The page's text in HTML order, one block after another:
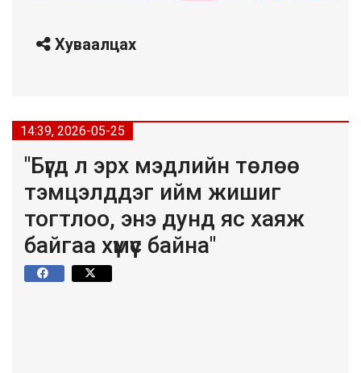
Хуваалцах
14:39, 2026-05-25
"Бүгд л эрх мэдлийн төлөө
тэмцэлддэг ийм жишиг
тогтлоо, энэ дунд яс хаяж
байгаа хүмүүс байна"